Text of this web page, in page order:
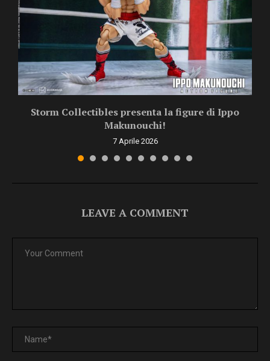
Storm Collectibles presenta la figure di Ippo
Makunouchi!
7 Aprile 2026
LEAVE A COMMENT